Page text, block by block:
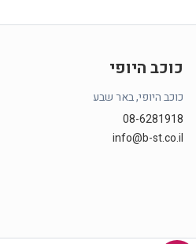
כוכב היופי
כוכב היופי, באר שבע
08-6281918
info@b-st.co.il